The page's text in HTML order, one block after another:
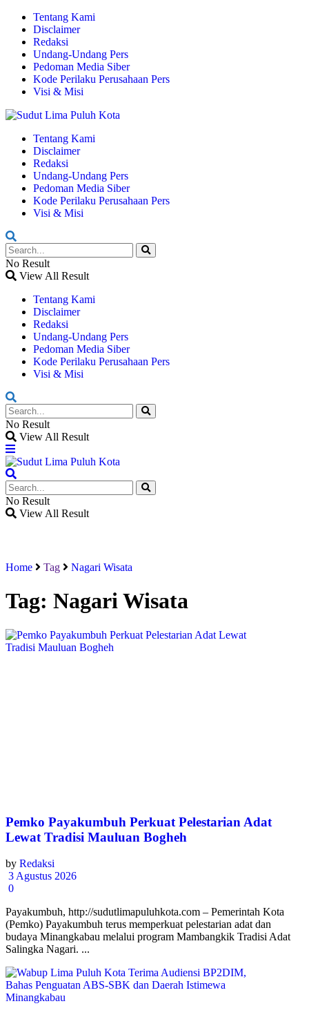
Tentang Kami
Disclaimer
Redaksi
Undang-Undang Pers
Pedoman Media Siber
Kode Perilaku Perusahaan Pers
Visi & Misi
Tentang Kami
Disclaimer
Redaksi
Undang-Undang Pers
Pedoman Media Siber
Kode Perilaku Perusahaan Pers
Visi & Misi
No Result
View All Result
Tentang Kami
Disclaimer
Redaksi
Undang-Undang Pers
Pedoman Media Siber
Kode Perilaku Perusahaan Pers
Visi & Misi
No Result
View All Result
No Result
View All Result
Home Tag Nagari Wisata
Tag: Nagari Wisata
Pemko Payakumbuh Perkuat Pelestarian Adat
Lewat Tradisi Mauluan Bogheh
by Redaksi
3 Agustus 2026
0
Payakumbuh, http://sudutlimapuluhkota.com – Pemerintah Kota
(Pemko) Payakumbuh terus memperkuat pelestarian adat dan
budaya Minangkabau melalui program Mambangkik Tradisi Adat
Salingka Nagari. ...